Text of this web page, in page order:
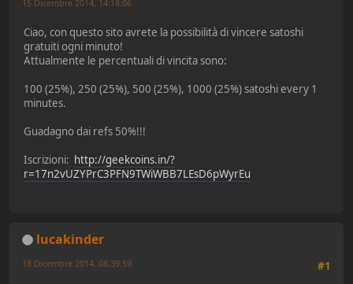
15 Dicembre 2014, 14:18:06
Ciao, con questo sito avrete la possibilità di vincere satoshi
gratuiti ogni minuto!
Attualmente le percentuali di vincita sono:
100 (25%), 250 (25%), 500 (25%), 1000 (25%) satoshi every 1
minutes.
Guadagno dai refs 50%!!!
Iscrizioni: http://geekcoins.in/?
r=17n2vUZYPrC3PFN9TWiWBB7LEsD6pWyrEu
lucakinder
#1
18 Dicembre 2014, 08:39:59